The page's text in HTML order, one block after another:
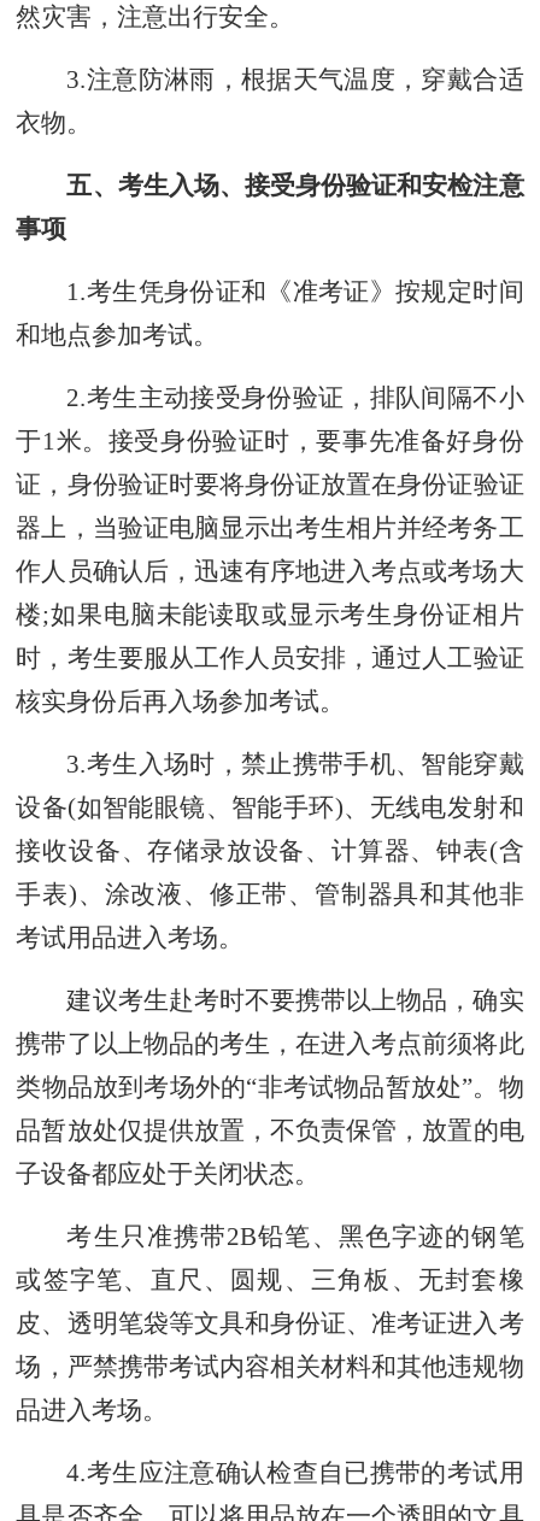
然灾害，注意出行安全。
3.注意防淋雨，根据天气温度，穿戴合适
衣物。
五、考生入场、接受身份验证和安检注意
事项
1.考生凭身份证和《准考证》按规定时间
和地点参加考试。
2.考生主动接受身份验证，排队间隔不小
于1米。 接受身份验证时，要事先准备好身份
证， 身份验证时要将身份证放置在身份证验证
器上，当验证电脑显示出考生相片并经考务工
作人员确认后，迅速有序地进入考点或考场大
楼;如果电脑未能读取或显示考生身份证相片
时， 考生要服从工作人员安排，通过人工验证
核实身份后再入场参加考试。
3.考生入场时， 禁 止携带手机、智能穿戴
设备(如智能眼镜、智能手环)、无线电发射和
接收设备、存储录放设备、计算器、钟表(含
手表)、涂改液、修正带、管制器具和其他非
考试用品进入考场。
建议考生赴考时不要携带以上物品，确实
携带了以上物品的考生，在进入考点前须将此
类物品放到考场外的“非考试物品暂放处”。 物
品暂放处仅提供放置，不负责保管， 放置的电
子设备都应处于关闭状态。
考生只准携带2B铅笔、黑色字迹的钢笔
或签字笔、直尺、圆规、三角板、无封套橡
皮、透明笔袋等文具和身份证、准考证进入考
场 ，严禁携带考试内容相关材料和其他违规物
品进入考场。
4.考生应注意确认检查自已携带的考试用